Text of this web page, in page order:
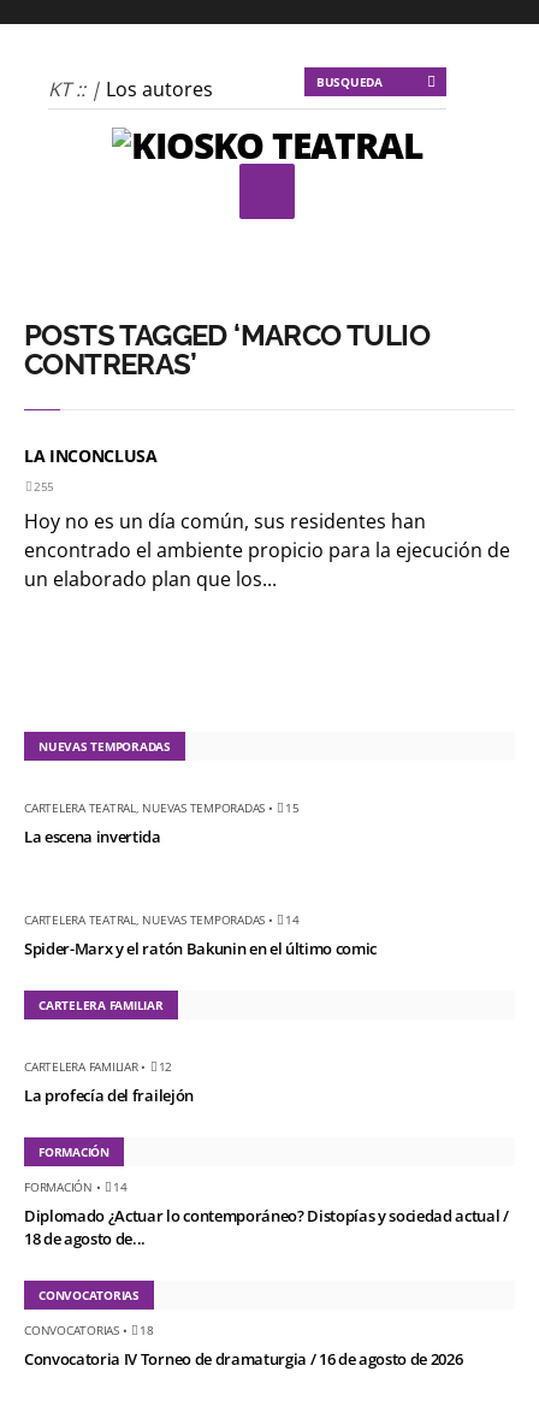
KT :: | Los autores
materiales
Dulce
locura para la
cordura
KT :: |La profecía del
frailejón
KT :: |Spider-Marx y
el ratón Bakunin en el
último comic
Distopías y sociedad
actual / 18 de agosto
KT :: |Convocatoria
agosto de 2026
XV Festival
Internacional de
POSTS TAGGED ‘MARCO TULIO
CONTRERAS’
LA INCONCLUSA
255
Hoy no es un día común, sus residentes han
encontrado el ambiente propicio para la ejecución de
un elaborado plan que los...
NUEVAS TEMPORADAS
CARTELERA TEATRAL, NUEVAS TEMPORADAS • 15
La escena invertida
CARTELERA TEATRAL, NUEVAS TEMPORADAS • 14
Spider-Marx y el ratón Bakunin en el último comic
CARTELERA FAMILIAR
CARTELERA FAMILIAR• 12
La profecía del frailejón
FORMACIÓN
FORMACIÓN • 14
Diplomado ¿Actuar lo contemporáneo? Distopías y sociedad actual /
18 de agosto de...
CONVOCATORIAS
CONVOCATORIAS• 18
Convocatoria IV Torneo de dramaturgia / 16 de agosto de 2026